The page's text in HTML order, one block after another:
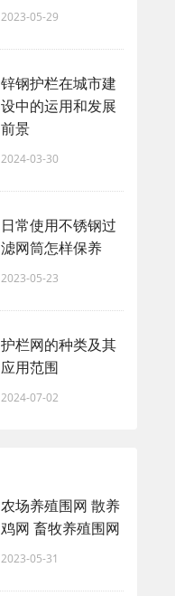
2023-05-29
锌钢护栏在城市建
设中的运用和发展
前景
2024-03-30
日常使用不锈钢过
滤网筒怎样保养
2023-05-23
护栏网的种类及其
应用范围
2024-07-02
农场养殖围网 散养
鸡网 畜牧养殖围网
2023-05-31